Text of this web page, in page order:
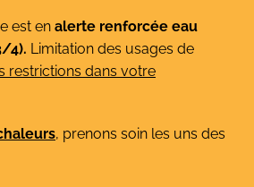
est en alerte renforcée eau
4). Limitation des usages de
restrictions dans votre
, prenons soin les uns des